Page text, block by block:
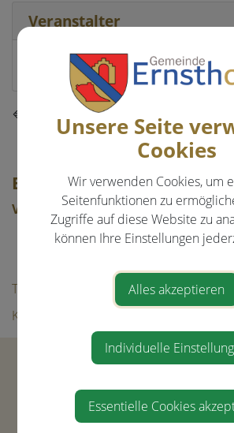
EVENTS & FREIZEIT
Veranstaltungen
Aktuelle Veranstaltungen
Tourismus
Kultur & Freizeit
Veranstalter
Pfarre Ernsthofen
⇐ zurück
Gemeinde Ernsthofen
4432 Ernsthofen
+43(0) 7435-8450
Unsere Seite
Cookies
Wir verwenden Cookies, um
Seitenfunktionen zu
Zugriffe auf diese Website zu
können Ihre Einstellungen
Alles akzeptieren
Individuelle
Essentielle Cookies